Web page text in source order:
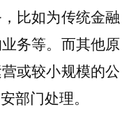
比如为传统金融
务等。而其他原
或较小规模的公
部门处理。